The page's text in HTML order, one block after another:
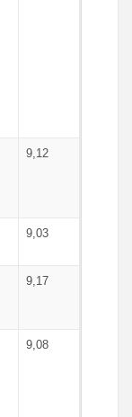
9,12
9,03
9,17
9,08